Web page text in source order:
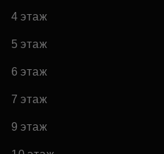
4 этаж
5 этаж
6 этаж
7 этаж
9 этаж